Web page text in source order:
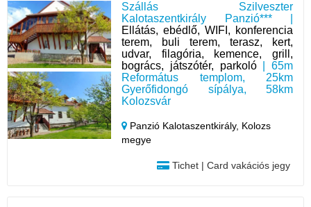
Szállás Szilveszter
Kalotaszentkirály Panzió*** |
Ellátás, ebédlő, WIFI, konferencia
terem, buli terem, terasz, kert,
udvar, filagória, kemence, grill,
bogrács, játszótér, parkoló| 65m
Református templom, 25km
Gyerőfidongó sípálya, 58km
Kolozsvár
Panzió Kalotaszentkirály, Kolozs
megye
Tichet | Card vakációs jegy